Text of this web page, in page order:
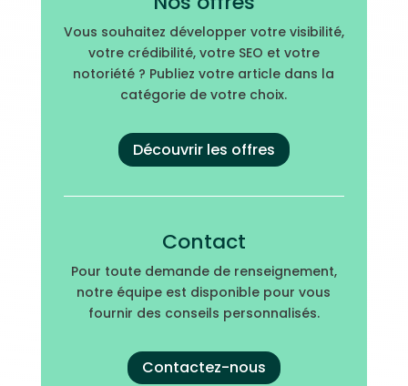
Vous souhaitez développer votre visibilité,
votre crédibilité, votre SEO et votre
notoriété ? Publiez votre article dans la
catégorie de votre choix.
Découvrir les offres
Contact
Pour toute demande de renseignement,
notre équipe est disponible pour vous
fournir des conseils personnalisés.
Contactez-nous